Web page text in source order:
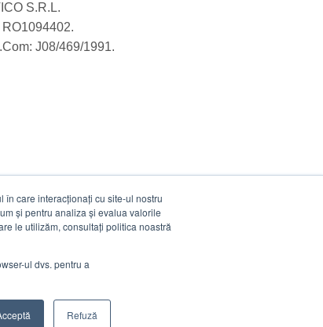
care interacționați cu site-ul nostru
și pentru analiza și evalua valorile
le utilizăm, consultați politica noastră
ul dvs. pentru a
Refuză
S.R.L.
RO1094402.
J08/469/1991.